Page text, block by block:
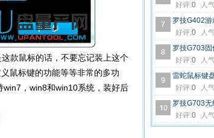
款鼠标的话，不要忘记装上这个
鼠标键的功能等等非常的多功
，win8和win10系统，装好后
好评:0 人
罗技G402游
好评:0 人
罗技G703固
好评:0 人
雷蛇鼠标键
好评:0 人
罗技G703无
好评:0 人